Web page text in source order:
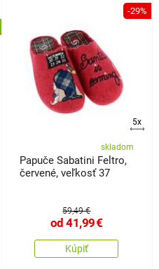
-29%
5x
skladom
Papuče Sabatini Feltro,
červené, veľkosť 37
59,49 €
od 41,99€
Kúpiť